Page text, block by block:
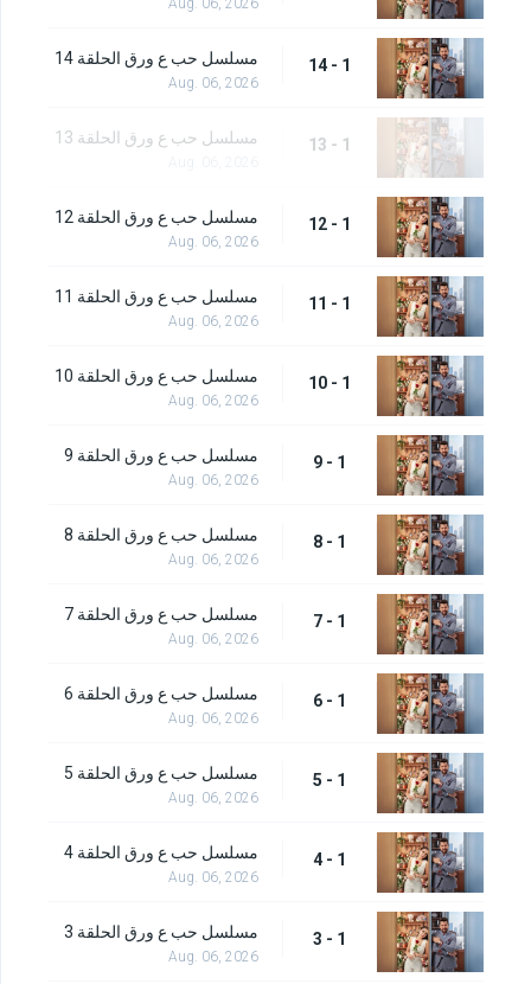
1 - 14 مسلسل حب ع ورق الحلقة 14
Aug. 06, 2026
1 - 13 مسلسل حب ع ورق الحلقة 13
1 - 12 مسلسل حب ع ورق الحلقة 12
Aug. 06, 2026
1 - 11 مسلسل حب ع ورق الحلقة 11
Aug. 06, 2026
1 - 10 مسلسل حب ع ورق الحلقة 10
Aug. 06, 2026
1 - 9 مسلسل حب ع ورق الحلقة 9
Aug. 06, 2026
1 - 8 مسلسل حب ع ورق الحلقة 8
Aug. 06, 2026
1 - 7 مسلسل حب ع ورق الحلقة 7
Aug. 06, 2026
1 - 6 مسلسل حب ع ورق الحلقة 6
Aug. 06, 2026
1 - 5 مسلسل حب ع ورق الحلقة 5
Aug. 06, 2026
1 - 4 مسلسل حب ع ورق الحلقة 4
Aug. 06, 2026
1 - 3 مسلسل حب ع ورق الحلقة 3
Aug. 06, 2026